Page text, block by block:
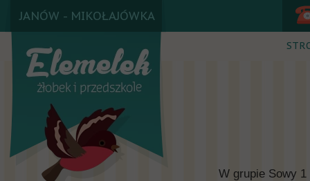
JANÓW - MIKOŁAJÓWKA
W grupie Sowy